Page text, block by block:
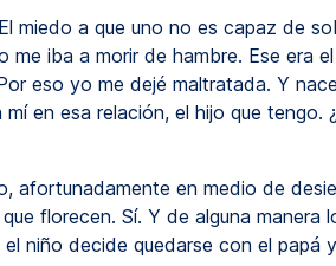
miedo a que uno no es capaz de
iba a morir de hambre. Ese era
eso yo me dejé maltratada. Y
en esa relación, el hijo que tengo.
afortunadamente en medio de
florecen. Sí. Y de alguna manera
niño decide quedarse con el papá